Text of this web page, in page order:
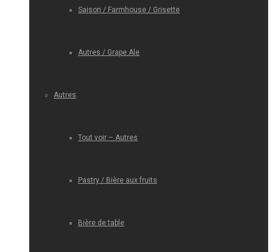
Saison / Farmhouse / Grisette
Autres / Grape Ale
Autres
Tout voir – Autres
Pastry / Bière aux fruits
Bière de table